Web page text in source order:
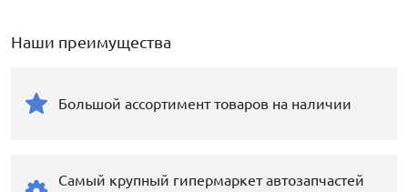
Наши преимущества
Большой ассортимент товаров на наличии
Самый крупный гипермаркет автозапчастей